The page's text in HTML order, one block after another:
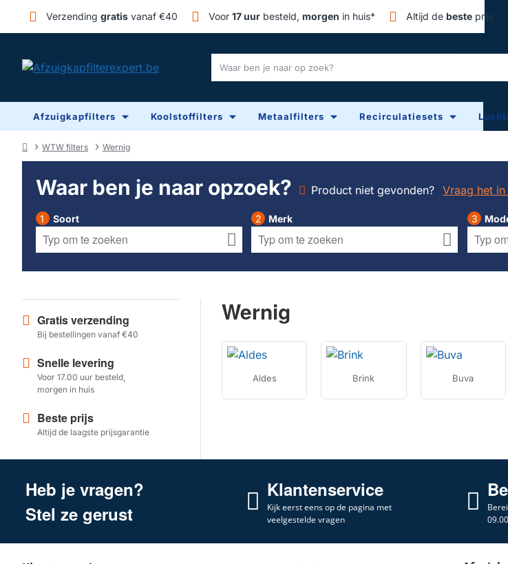
Verzending gratis vanaf €40 Voor 17 uur besteld, morgen in huis* Altijd de beste prijs
Waar
je
naar
op
Afzuigkapfilters Koolstoffilters Metaalfilters Recirculatiesets
WTW filters Wernig
Waar ben je naar opzoek? Product niet gevonden? Vraag het
Soort Merk
Gratis verzending
Bij bestellingen vanaf €40
Snelle levering
Voor 17.00 uur besteld,
morgen in huis
Beste prijs
Altijd de laagste prijsgarantie
Wernig
Aldes Brink Buva
Heb je vragen?
Stel ze gerust
Klantenservice
Kijk eerst eens op de pagina met
veelgestelde vragen